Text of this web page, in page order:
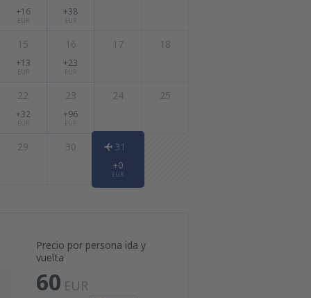
+16
EUR
+38
EUR
15
+13
EUR
16
+23
EUR
17 18
22
+32
EUR
23
+96
EUR
24 25
29 30 31
+0
EUR
Precio por persona ida y
vuelta
60 EUR